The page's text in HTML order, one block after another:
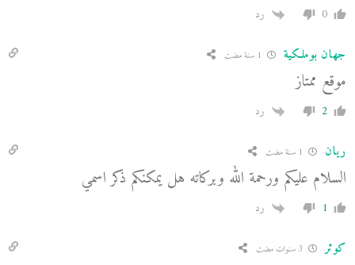
0 رد
جهان بوملكية
موقع ممتاز
2 رد
ريان
السلام عليكم ورحمة الله وبركاته هل يمكنكم ذكر اسمي
1 رد
كوثر